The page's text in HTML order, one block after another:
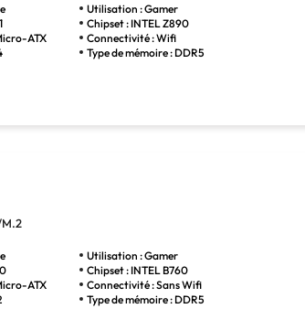
Utilisation : Gamer
Chipset : INTEL Z890
ATX
Connectivité : Wifi
Type de mémoire : DDR5
Utilisation : Gamer
Chipset : INTEL B760
ATX
Connectivité : Sans Wifi
Type de mémoire : DDR5